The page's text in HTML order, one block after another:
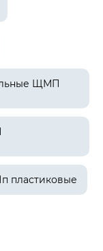
ЩМП
пластиковые